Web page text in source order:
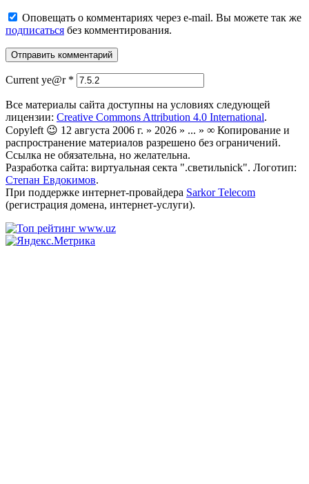
Оповещать о комментариях через e-mail. Вы можете так же
подписаться без комментирования.
Current ye@r *
Все материалы сайта доступны на условиях следующей
лицензии: Creative Commons Attribution 4.0 International.
Copyleft 😉 12 августа 2006 г. » 2026 » ... » ∞ Копирование и
распространение материалов разрешено без ограничений.
Ссылка не обязательна, но желательна.
Разработка сайта: виртуальная секта ".светильnick". Логотип:
Степан Евдокимов.
При поддержке интернет-провайдера Sarkor Telecom
(регистрация домена, интернет-услуги).